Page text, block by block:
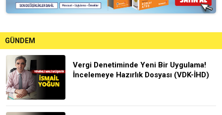
GÜNDEM
Vergi Denetiminde Yeni Bir Uygulama!
İncelemeye Hazırlık Dosyası (VDK-İHD)